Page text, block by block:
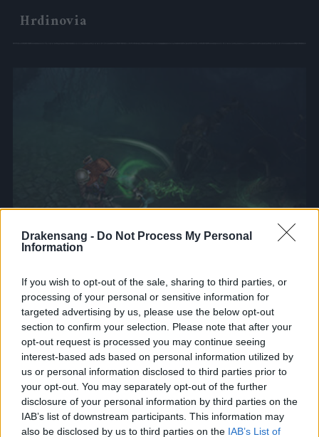
Drakensang - Do Not Process My Personal
Information
If you wish to opt-out of the sale, sharing to third parties, or
processing of your personal or sensitive information for
targeted advertising by us, please use the below opt-out
section to confirm your selection. Please note that after your
opt-out request is processed you may continue seeing
interest-based ads based on personal information utilized by
us or personal information disclosed to third parties prior to
your opt-out. You may separately opt-out of the further
disclosure of your personal information by third parties on the
IAB’s list of downstream participants. This information may
also be disclosed by us to third parties on the IAB’s List of
Hrdinovia
Pomstiteľ rovnováhy
Lesný bežec
Lesní bežci Dracanie sú známi svojim smrtiacim